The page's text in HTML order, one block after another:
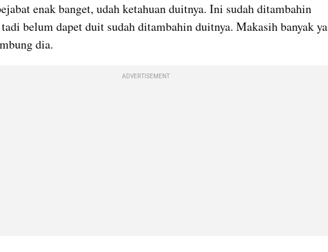
enak banget, udah ketahuan duitnya. Ini sudah ditambahin
belum dapet duit sudah ditambahin duitnya. Makasih banyak ya
dia.
ADVERTISEMENT